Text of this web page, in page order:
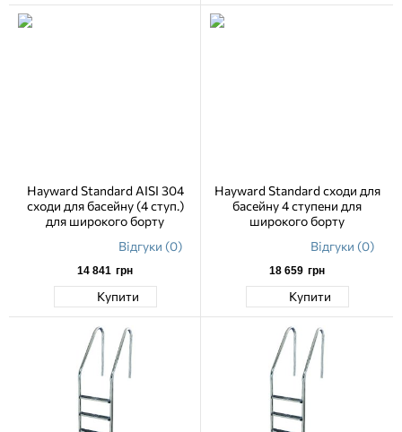
Hayward Standard AISI 304
сходи для басейну (4 ступ.)
для широкого борту
Відгуки (0)
14 841 грн
Купити
Hayward Standard сходи для
басейну 4 ступени для
широкого борту
Відгуки (0)
18 659 грн
Купити